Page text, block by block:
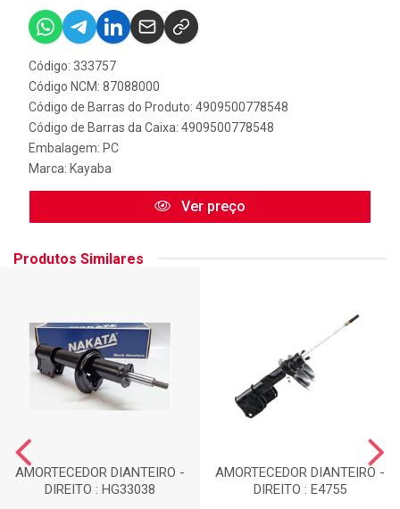
Código: 333757
Código NCM: 87088000
Código de Barras do Produto: 4909500778548
Código de Barras da Caixa: 4909500778548
Embalagem: PC
Marca: Kayaba
Ver preço
Produtos Similares
AMORTECEDOR DIANTEIRO -
DIREITO : HG33038
AMORTECEDOR DIANTEIRO -
DIREITO : E4755